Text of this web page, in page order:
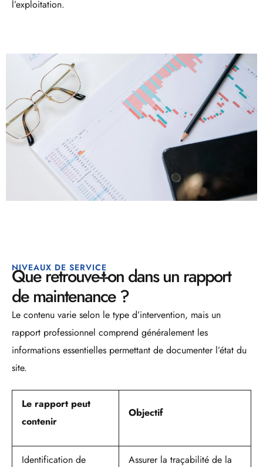
l’exploitation.
NIVEAUX DE SERVICE
Que retrouve-t-on dans un rapport
de maintenance ?
Le contenu varie selon le type d’intervention, mais un
rapport professionnel comprend généralement les
informations essentielles permettant de documenter l’état du
site.
Le rapport peut
contenir
Objectif
Identification de Assurer la traçabilité de la